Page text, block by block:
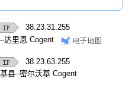
38.23.31.255
达里恩 Cogent
38.23.63.255
县–密尔沃基 Cogent